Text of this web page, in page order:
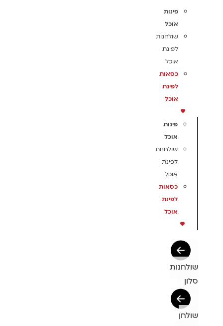
פינות
אוכל
שולחנות
לפינת
אוכל
כסאות
לפינת
אוכל
פינות
אוכל
שולחנות
לפינת
אוכל
כסאות
לפינת
אוכל
שולחנות
סלון
שולחן